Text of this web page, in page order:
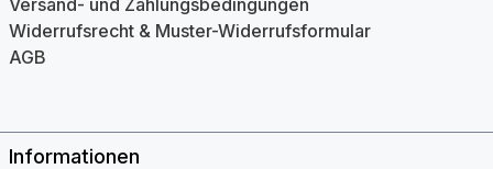
Widerrufsrecht & Muster-Widerrufsformular
AGB
Informationen